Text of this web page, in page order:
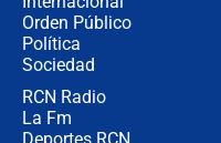
Orden Público
Política
Sociedad
RCN Radio
La Fm